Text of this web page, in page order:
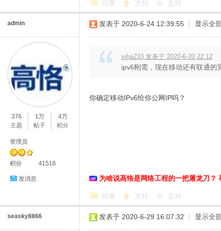
回复 支持 反对
admin
376
主题
1万
帖子
4万
积分
管理员
积分 41518
发消息
发表于 2020-6-24 12:39:55 | 显示全
xiha233 发表于 2020-6-20 22:12
ipv6刚需，现在移动还有联通的
你确定移动IPv6给你公网IP吗？
为啥说高恪是网络工程的一把屠龙刀？
回复 支持 反对
seasky8866 发表于 2020-6-29 16:07:32 | 显示全